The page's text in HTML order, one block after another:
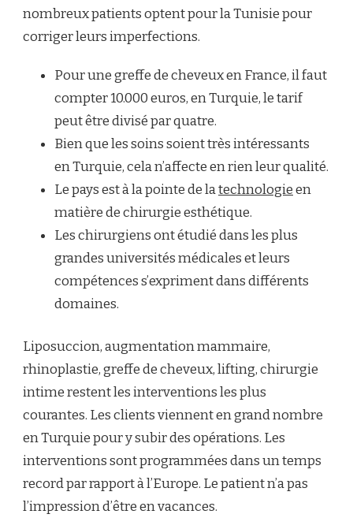
nombreux patients optent pour la Tunisie pour
corriger leurs imperfections.
Pour une greffe de cheveux en France, il faut
compter 10.000 euros, en Turquie, le tarif
peut être divisé par quatre.
Bien que les soins soient très intéressants
en Turquie, cela n’affecte en rien leur qualité.
Le pays est à la pointe de latechnologieen
matière de chirurgie esthétique.
Les chirurgiens ont étudié dans les plus
grandes universités médicales et leurs
compétences s’expriment dans différents
domaines.
Liposuccion, augmentation mammaire,
rhinoplastie, greffe de cheveux, lifting, chirurgie
intime restent les interventions les plus
courantes. Les clients viennent en grand nombre
en Turquie pour y subir des opérations. Les
interventions sont programmées dans un temps
record par rapport à l’Europe. Le patient n’a pas
l’impression d’être en vacances.